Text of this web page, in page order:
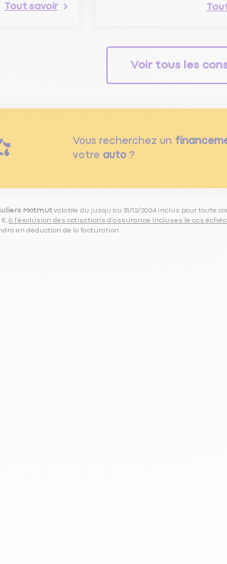
Tout savoir
Voir tous les
Vous recherchez un
votre auto?
Matmut valable du jusqu’au 31/12/2024 inclus pour toute
€, à l’exclusion des cotisations d’assurance incluses le cas
en déduction de la facturation.